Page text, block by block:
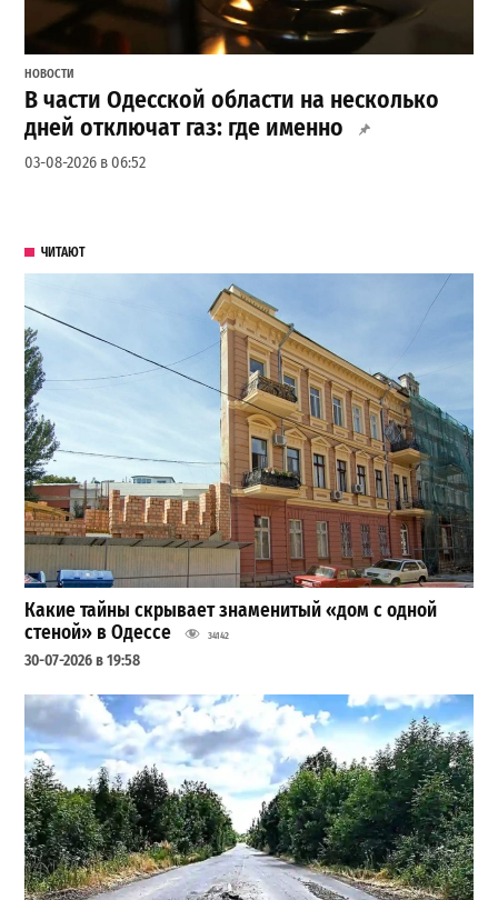
НОВОСТИ
В части Одесской области на несколько
дней отключат газ: где именно
03-08-2026 в 06:52
ЧИТАЮТ
Какие тайны скрывает знаменитый «дом с одной
стеной» в Одессе
34142
30-07-2026 в 19:58